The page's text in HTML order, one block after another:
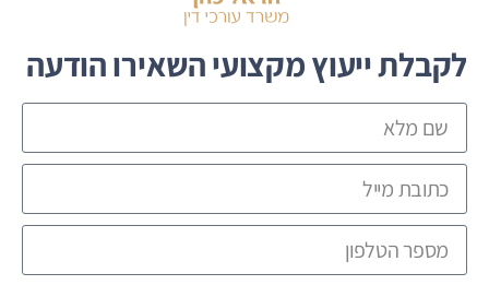
לקבלת ייעוץ מקצועי השאירו הודעה